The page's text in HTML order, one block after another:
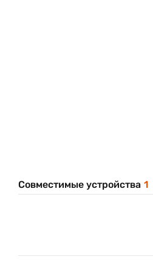
Совместимые устройства 1